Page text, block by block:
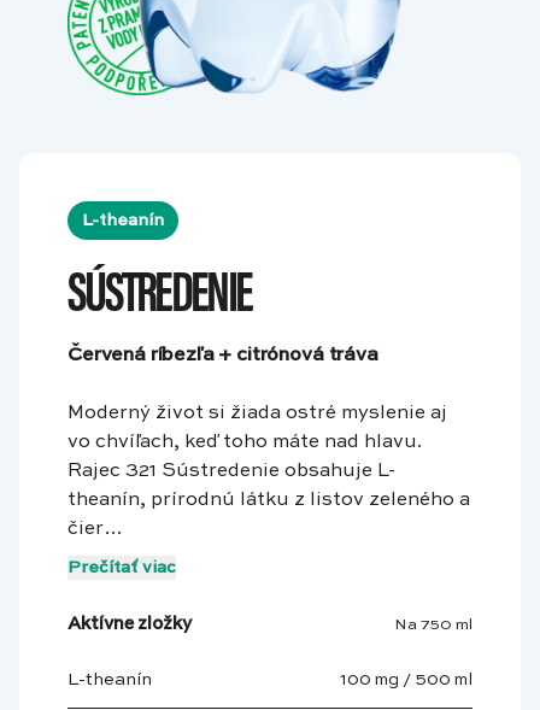
L-theanín
SÚSTREDENIE
Červená ríbezľa + citrónová tráva
Moderný život si žiada ostré myslenie aj
vo chvíľach, keď toho máte nad hlavu.
Rajec 321 Sústredenie obsahuje L-
theanín, prírodnú látku z listov zeleného a
čier…
Prečítať viac
Aktívne zložky Na 750 ml
L-theanín 100 mg / 500 ml